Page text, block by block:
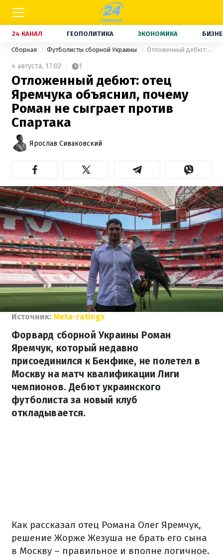
24 КАНАЛ ГЕОПОЛИТИКА ЭКОНОМИКА
Сборная Футболисты сборной Украины Отложенный дебют: отец Яремчука объяснил, почему Роман не сыграет против Спартака
4 августа, 17:02 1
Отложенный дебют: отец
Яремчука объяснил, почему
Роман не сыграет против
Спартака
Ярослав Сиваковский
Источник: Meta-ratings
Форвард сборной Украины Роман
Яремчук, который недавно
присоединился к Бенфике, не полетел в
Москву на матч квалификации Лиги
чемпионов. Дебют украинского
футболиста за новый клуб
откладывается.
Как рассказал отец Романа Олег Яремчук,
решение Жорже Жезуша не брать его сына
в Москву – правильное и вполне логичное.